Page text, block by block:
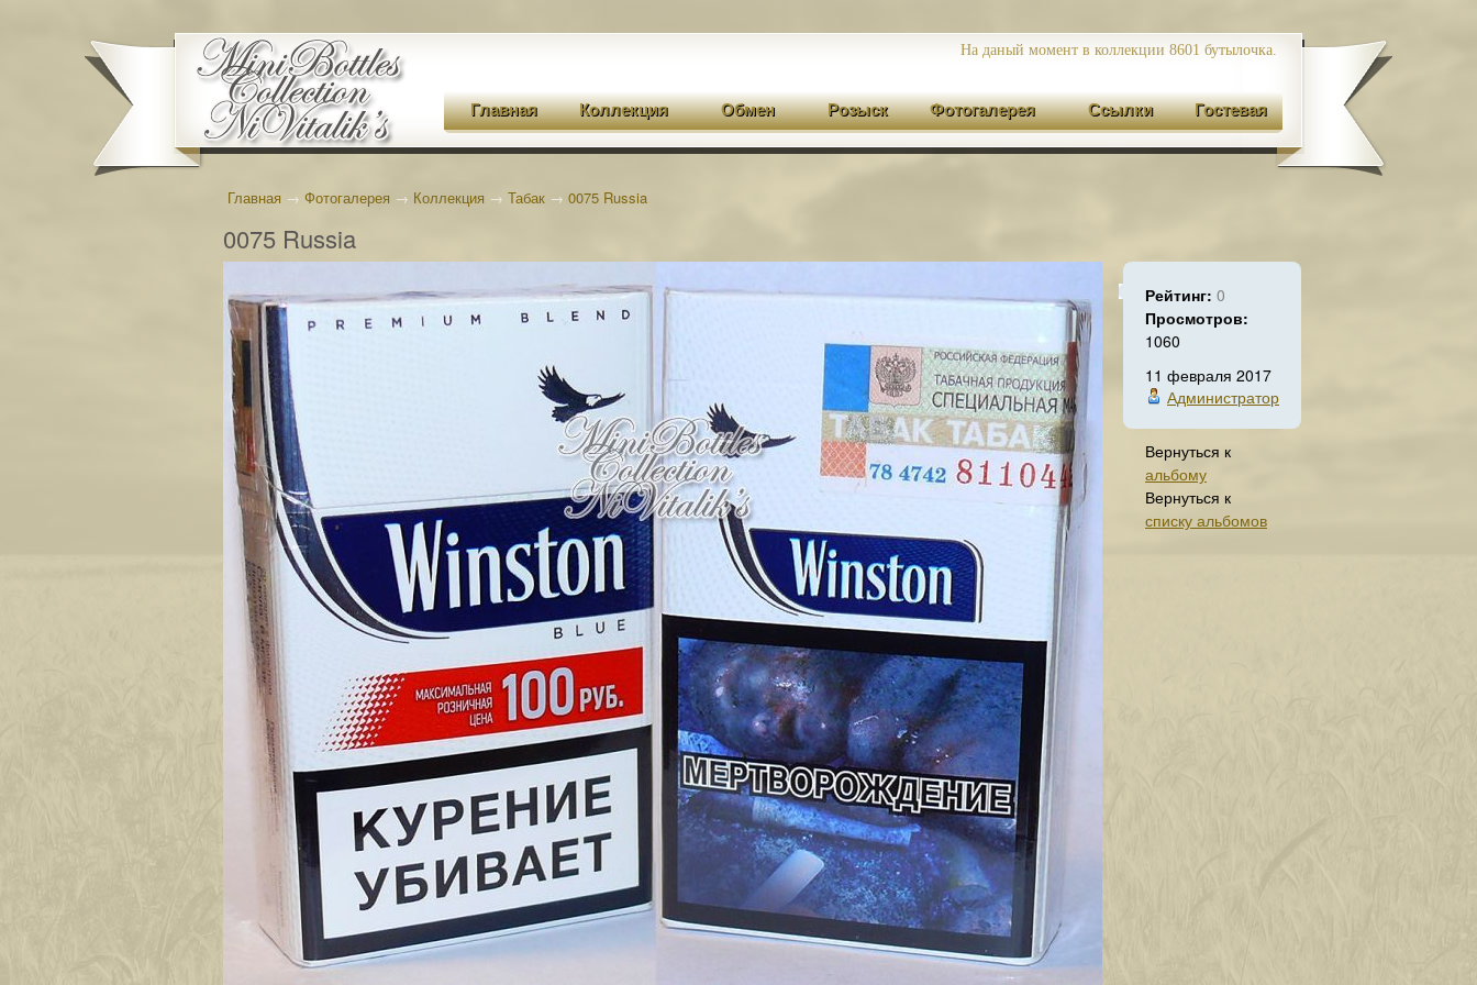
На даный момент в коллекции 8601 бутылочка.
Главная Коллекция Обмен Розыск Фотогалерея Ссылки Гостевая
Главная → Фотогалерея → Коллекция → Табак → 0075 Russia
0075 Russia
Рейтинг: 0
Просмотров:
1060
11 февраля 2017
Администратор
Вернуться к
альбому
Вернуться к
списку альбомов